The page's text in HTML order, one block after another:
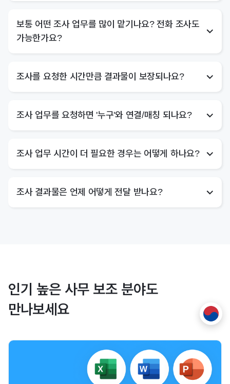
보통 어떤 조사 업무를 많이 맡기나요? 전화 조사도
가능한가요?
조사를 요청한 시간만큼 결과물이 보장되나요?
조사 업무를 요청하면 '누구'와 연결/매칭 되나요?
조사 업무 시간이 더 필요한 경우는 어떻게 하나요?
조사 결과물은 언제 어떻게 전달 받나요?
인기 높은 사무 보조 분야도
만나보세요